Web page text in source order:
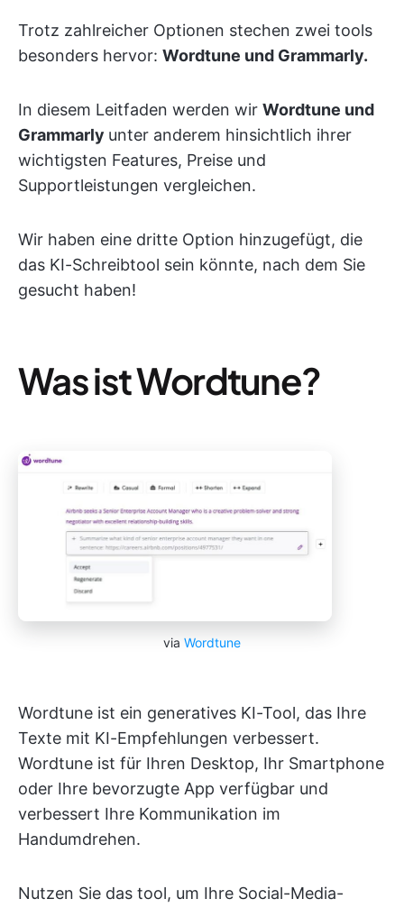
Trotz zahlreicher Optionen stechen zwei tools
besonders hervor: Wordtune und Grammarly.
In diesem Leitfaden werden wir Wordtune und
Grammarly unter anderem hinsichtlich ihrer
wichtigsten Features, Preise und
Supportleistungen vergleichen.
Wir haben eine dritte Option hinzugefügt, die
das KI-Schreibtool sein könnte, nach dem Sie
gesucht haben!
Was ist Wordtune?
via Wordtune
Wordtune ist ein generatives KI-Tool, das Ihre
Texte mit KI-Empfehlungen verbessert.
Wordtune ist für Ihren Desktop, Ihr Smartphone
oder Ihre bevorzugte App verfügbar und
verbessert Ihre Kommunikation im
Handumdrehen.
Nutzen Sie das tool, um Ihre Social-Media-